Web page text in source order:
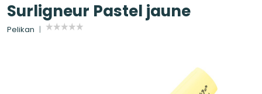
Surligneur Pastel jaune
Pelikan